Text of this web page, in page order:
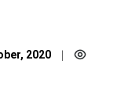
2020